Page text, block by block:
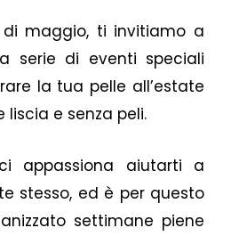
maggio, ti invitiamo a
serie di eventi speciali
la tua pelle all’estate
liscia e senza peli.
appassiona aiutarti a
stesso, ed è per questo
settimane piene